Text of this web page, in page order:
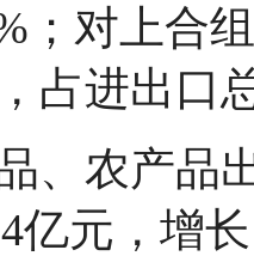
；对上合
占进出口
、农产品
亿元，增